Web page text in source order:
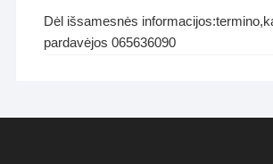
Dėl išsamesnės
pardavėjos 065636090